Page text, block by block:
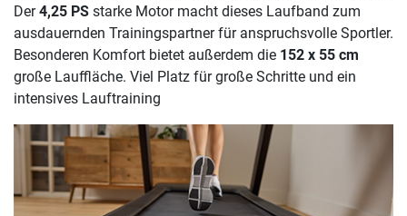
Der4,25 PS starke Motor macht dieses Laufband zum
ausdauernden Trainingspartner für anspruchsvolle Sportler.
Besonderen Komfort bietet außerdem die 152 x 55 cm
große Lauffläche. Viel Platz für große Schritte und ein
intensives Lauftraining